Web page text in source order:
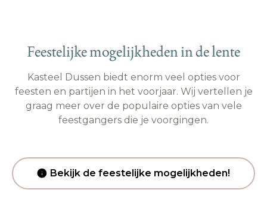
Feestelijke mogelijkheden in de lente
Kasteel Dussen biedt enorm veel opties voor
feesten en partijen in het voorjaar. Wij vertellen je
graag meer over de populaire opties van vele
feestgangers die je voorgingen.
Bekijk de feestelijke mogelijkheden!